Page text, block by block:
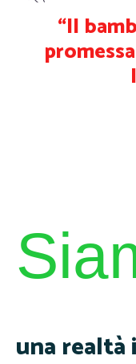
“Il
una realtà